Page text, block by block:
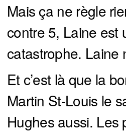
Mais ça ne règle
contre 5, Laine est
catastrophe. Laine
Et c’est là que la
Martin St-Louis le
Hughes aussi. Les